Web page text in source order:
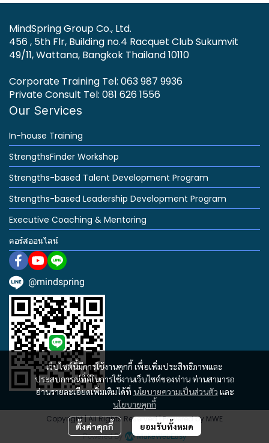
เว็บไซต์นี้มีการใช้งานคุกกี้ เพื่อเพิ่มประสิทธิภาพและ
ประสบการณ์ที่ดีในการใช้งานเว็บไซต์ของท่าน ท่านสามารถ
อ่านรายละเอียดเพิ่มเติมได้ที่ นโยบายความเป็นส่วนตัว และ
นโยบายคุกกี้
ตั้งค่าคุกกี้ ยอมรับทั้งหมด
MindSpring Group Co., Ltd.
456 , 5th Flr, Building no.4 Racquet Club Sukumvit
49/11, Wattana, Bangkok Thailand 10110
Corporate Training Tel: 063 987 9936
Private Consult Tel: 081 626 1556
Our Services
In-house Training
StrengthsFinder Workshop
Strengths-based Talent Development Program
Strengths-based Leadership Development Program
Executive Coaching & Mentoring
คอร์สออนไลน์
@mindspring
Copyright | All Rights Reserved | Powered by MWE
Powered By MakeWebEasy